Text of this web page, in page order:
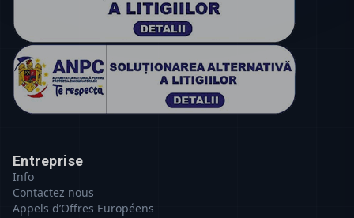
Entreprise
Info
Contactez nous
Appels d’Offres Européens